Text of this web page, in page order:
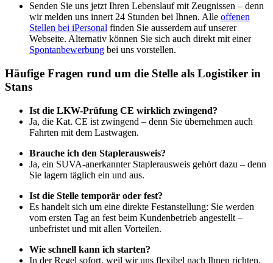
Senden Sie uns jetzt Ihren Lebenslauf mit Zeugnissen – denn
wir melden uns innert 24 Stunden bei Ihnen. Alle offenen
Stellen bei iPersonal finden Sie ausserdem auf unserer
Webseite. Alternativ können Sie sich auch direkt mit einer
Spontanbewerbung bei uns vorstellen.
Häufige Fragen rund um die Stelle als Logistiker in
Stans
Ist die LKW-Prüfung CE wirklich zwingend?
Ja, die Kat. CE ist zwingend – denn Sie übernehmen auch
Fahrten mit dem Lastwagen.
Brauche ich den Staplerausweis?
Ja, ein SUVA-anerkannter Staplerausweis gehört dazu – denn
Sie lagern täglich ein und aus.
Ist die Stelle temporär oder fest?
Es handelt sich um eine direkte Festanstellung: Sie werden
vom ersten Tag an fest beim Kundenbetrieb angestellt –
unbefristet und mit allen Vorteilen.
Wie schnell kann ich starten?
In der Regel sofort, weil wir uns flexibel nach Ihnen richten.